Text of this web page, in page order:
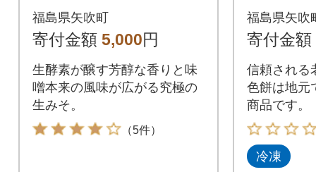
送、究極の生みそ ～
800g～無添加 麹味噌
福島県矢吹町
寄付金額 5,000円
生酵素が醸す芳醇な香りと味
噌本来の風味が広がる究極の
生みそ。
（5件）
くるみ
福島県矢吹
寄付金額
信頼される
色餅は地元
商品です。
冷凍